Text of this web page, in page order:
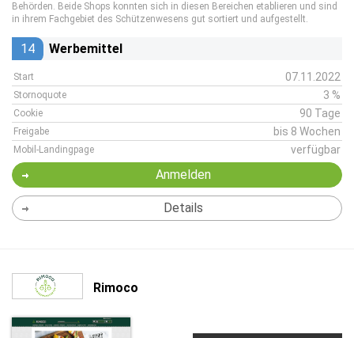
Behörden. Beide Shops konnten sich in diesen Bereichen etablieren und sind
in ihrem Fachgebiet des Schützenwesens gut sortiert und aufgestellt.
14 Werbemittel
Start 07.11.2022
Stornoquote 3 %
Cookie 90 Tage
Freigabe bis 8 Wochen
Mobil-Landingpage verfügbar
Anmelden
Details
Rimoco